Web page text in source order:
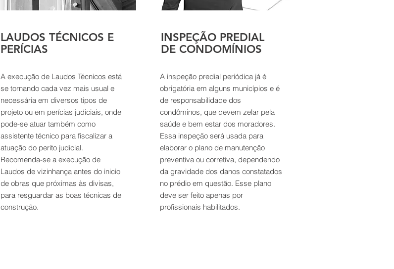
LAUDOS TÉCNICOS E
PERÍCIAS
A execução de Laudos Técnicos está
se tornando cada vez mais usual e
necessária em diversos tipos de
projeto ou em perícias judiciais, onde
pode-se atuar também como
assistente técnico para fiscalizar a
atuação do perito judicial.
Recomenda-se a execução de
Laudos de vizinhança antes do inicio
de obras que próximas às divisas,
para resguardar as boas técnicas de
construção.
INSPEÇÃO PREDIAL
DE CONDOMÍNIOS
A inspeção predial periódica já é
obrigatória em alguns municípios e é
de responsabilidade dos
condôminos, que devem zelar pela
saúde e bem estar dos moradores.
Essa inspeção será usada para
elaborar o plano de manutenção
preventiva ou corretiva, dependendo
da gravidade dos danos constatados
no prédio em questão. Esse plano
deve ser feito apenas por
profissionais habilitados.